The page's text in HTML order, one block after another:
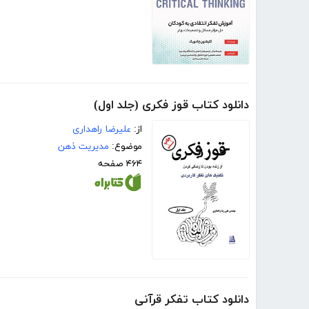
دانلود کتاب قوز فکری (جلد اول)
از: علیرضا راهداری
موضوع: مدیریت ذهن
۴۶۴ صفحه
دانلود کتاب تفکر قرآنی